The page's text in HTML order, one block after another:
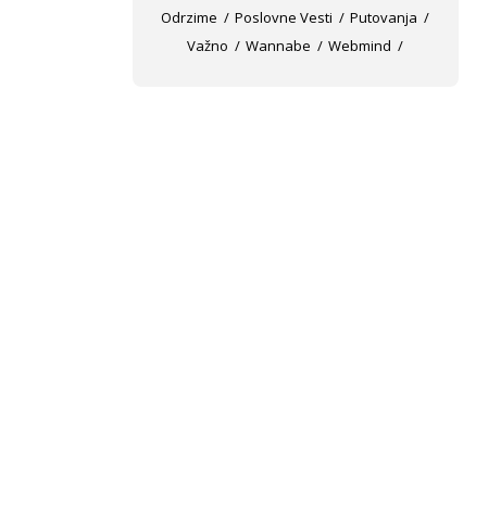
Odrzime
Poslovne Vesti
Putovanja
Važno
Wannabe Webmind